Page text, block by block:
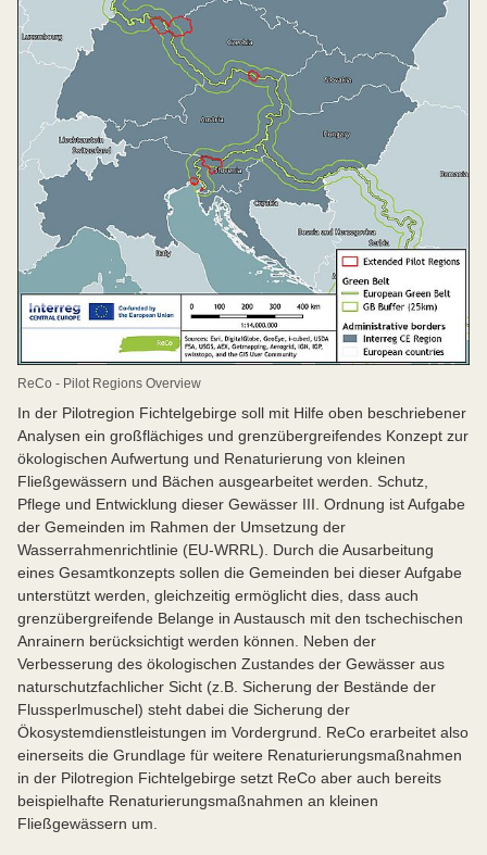
ReCo - Pilot Regions Overview
In der Pilotregion Fichtelgebirge soll mit Hilfe oben beschriebener
Analysen ein großflächiges und grenzübergreifendes Konzept zur
ökologischen Aufwertung und Renaturierung von kleinen
Fließgewässern und Bächen ausgearbeitet werden. Schutz,
Pflege und Entwicklung dieser Gewässer III. Ordnung ist Aufgabe
der Gemeinden im Rahmen der Umsetzung der
Wasserrahmenrichtlinie (EU-WRRL). Durch die Ausarbeitung
eines Gesamtkonzepts sollen die Gemeinden bei dieser Aufgabe
unterstützt werden, gleichzeitig ermöglicht dies, dass auch
grenzübergreifende Belange in Austausch mit den tschechischen
Anrainern berücksichtigt werden können. Neben der
Verbesserung des ökologischen Zustandes der Gewässer aus
naturschutzfachlicher Sicht (z.B. Sicherung der Bestände der
Flussperlmuschel) steht dabei die Sicherung der
Ökosystemdienstleistungen im Vordergrund. ReCo erarbeitet also
einerseits die Grundlage für weitere Renaturierungsmaßnahmen
in der Pilotregion Fichtelgebirge setzt ReCo aber auch bereits
beispielhafte Renaturierungsmaßnahmen an kleinen
Fließgewässern um.